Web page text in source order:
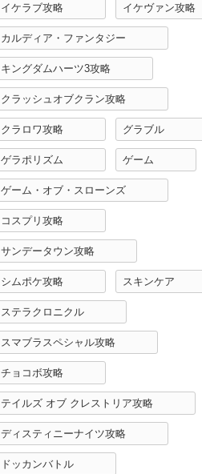
イケラブ攻略 イケヴァン攻略
カルディア・ファンタジー
キングダムハーツ3攻略
クラッシュオブクラン攻略
クラロワ攻略 グラブル
ゲラポリズム ゲーム
ゲーム・オブ・スローンズ
コスプリ攻略
サンデータウン攻略
シムポケ攻略 スキンケア
ステラクロニクル
スマブラスペシャル攻略
チョコボ攻略
テイルズ オブ クレストリア攻略
ディスティニーナイツ攻略
ドッカンバトル